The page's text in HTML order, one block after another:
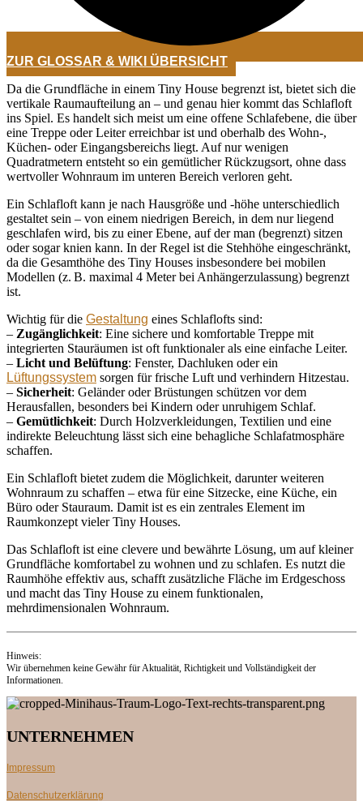
ZUR GLOSSAR & WIKI ÜBERSICHT
Da die Grundfläche in einem Tiny House begrenzt ist, bietet sich die
vertikale Raumaufteilung an – und genau hier kommt das Schlafloft
ins Spiel. Es handelt sich meist um eine offene Schlafebene, die über
eine Treppe oder Leiter erreichbar ist und oberhalb des Wohn-,
Küchen- oder Eingangsbereichs liegt. Auf nur wenigen
Quadratmetern entsteht so ein gemütlicher Rückzugsort, ohne dass
wertvoller Wohnraum im unteren Bereich verloren geht.
Ein Schlafloft kann je nach Hausgröße und -höhe unterschiedlich
gestaltet sein – von einem niedrigen Bereich, in dem nur liegend
geschlafen wird, bis zu einer Ebene, auf der man (begrenzt) sitzen
oder sogar knien kann. In der Regel ist die Stehhöhe eingeschränkt,
da die Gesamthöhe des Tiny Houses insbesondere bei mobilen
Modellen (z. B. maximal 4 Meter bei Anhängerzulassung) begrenzt
ist.
Wichtig für die Gestaltung eines Schlaflofts sind:
– Zugänglichkeit: Eine sichere und komfortable Treppe mit
integrierten Stauräumen ist oft funktionaler als eine einfache Leiter.
– Licht und Belüftung: Fenster, Dachluken oder ein
Lüftungssystem sorgen für frische Luft und verhindern Hitzestau.
– Sicherheit: Geländer oder Brüstungen schützen vor dem
Herausfallen, besonders bei Kindern oder unruhigem Schlaf.
– Gemütlichkeit: Durch Holzverkleidungen, Textilien und eine
indirekte Beleuchtung lässt sich eine behagliche Schlafatmosphäre
schaffen.
Ein Schlafloft bietet zudem die Möglichkeit, darunter weiteren
Wohnraum zu schaffen – etwa für eine Sitzecke, eine Küche, ein
Büro oder Stauraum. Damit ist es ein zentrales Element im
Raumkonzept vieler Tiny Houses.
Das Schlafloft ist eine clevere und bewährte Lösung, um auf kleiner
Grundfläche komfortabel zu wohnen und zu schlafen. Es nutzt die
Raumhöhe effektiv aus, schafft zusätzliche Fläche im Erdgeschoss
und macht das Tiny House zu einem funktionalen,
mehrdimensionalen Wohnraum.
Hinweis:
Wir übernehmen keine Gewähr für Aktualität, Richtigkeit und Vollständigkeit der
Informationen.
UNTERNEHMEN
Impressum
Datenschutzerklärung